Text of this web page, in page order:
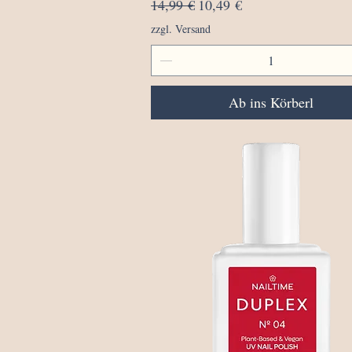
Standardpreis
14,99 € Sale-Preis
10,49 €
zzgl. Versand
Ab ins Körberl